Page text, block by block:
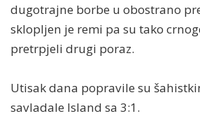
dugotrajne borbe u obostrano
sklopljen je remi pa su tako
pretrpjeli drugi poraz.
Utisak dana popravile su
savladale Island sa 3:1.